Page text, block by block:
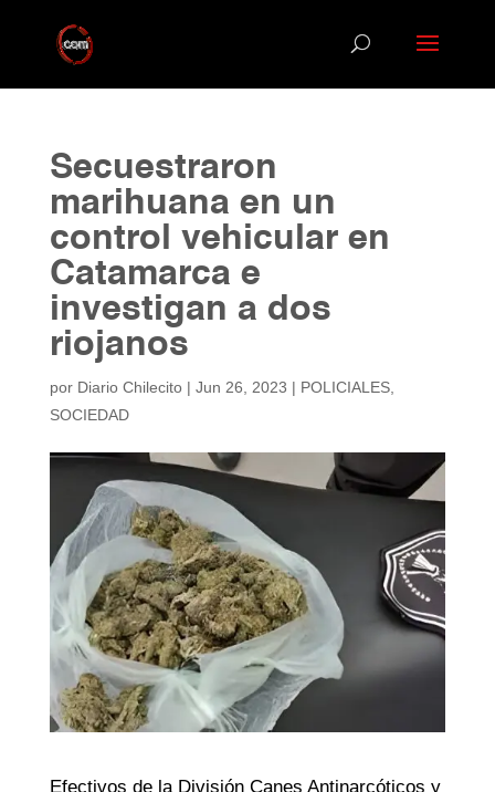
Secuestraron
marihuana en un
control vehicular en
Catamarca e
investigan a dos
riojanos
por Diario Chilecito| Jun 26, 2023 | POLICIALES,
SOCIEDAD
Efectivos de la División Canes Antinarcóticos y